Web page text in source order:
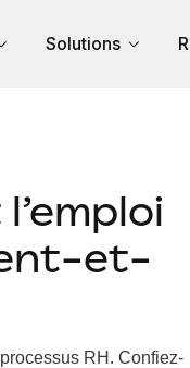
Solutions
et-
RH. Confiez-